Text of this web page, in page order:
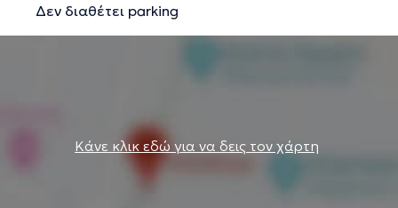
Δεν διαθέτει parking
Κάνε κλικ εδώ για να δεις τον χάρτη